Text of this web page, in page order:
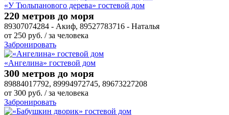
«У Тюльпанового дерева» гостевой дом
220 метров до моря
89307074284 - Акиф, 89527783716 - Наталья
от 250 руб. / за человека
Забронировать
«Ангелина» гостевой дом
300 метров до моря
89884017792, 89994972745, 89673227208
от 300 руб. / за человека
Забронировать